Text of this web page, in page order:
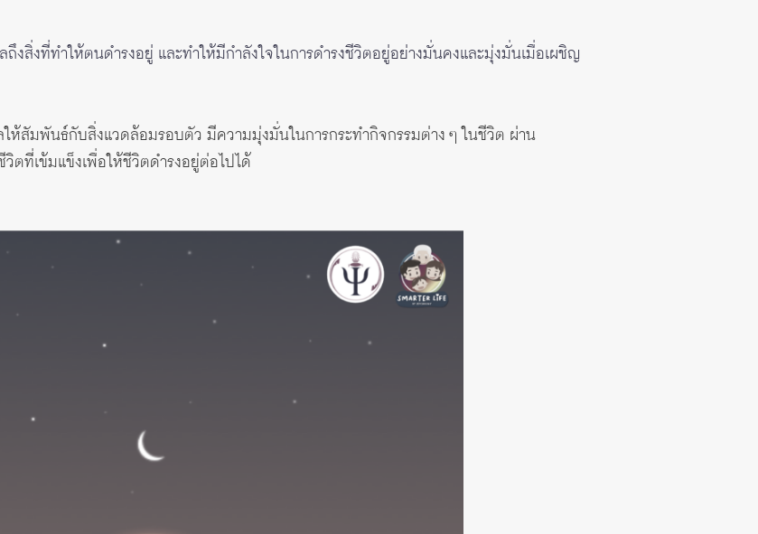
งสิ่งที่ทำให้ตนดำรงอยู่ และทำให้มีกำลังใจในการดำรงชีวิตอยู่อย่างมั่นคงและมุ่งมั่นเมื่อเผชิญ
ห้สัมพันธ์กับสิ่งแวดล้อมรอบตัว มีความมุ่งมั่นในการกระทำกิจกรรมต่าง ๆ ในชีวิต ผ่าน
ที่เข้มแข็งเพื่อให้ชีวิตดำรงอยู่ต่อไปได้